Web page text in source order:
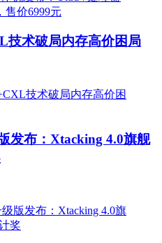
技术破局内存高价困局
发布：Xtacking 4.0旗舰